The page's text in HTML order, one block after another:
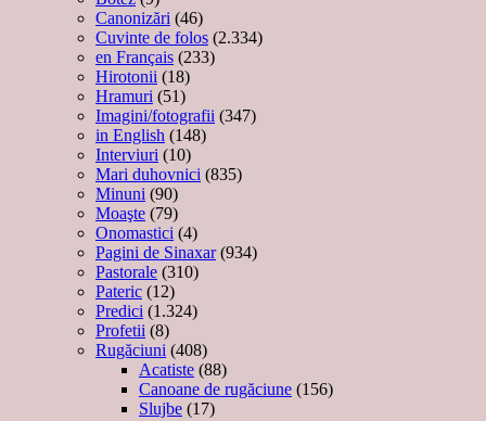
Canonizări (46)
Cuvinte de folos (2.334)
en Français (233)
Hirotonii (18)
Hramuri (51)
Imagini/fotografii (347)
in English (148)
Interviuri (10)
Mari duhovnici (835)
Minuni (90)
Moaşte (79)
Onomastici (4)
Pagini de Sinaxar(934)
Pastorale (310)
Pateric (12)
Predici (1.324)
Profetii (8)
Rugăciuni (408)
Acatiste (88)
Canoane de rugăciune (156)
Slujbe (17)